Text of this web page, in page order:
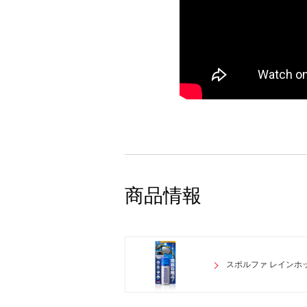
商品情報
スポルファ レインホ